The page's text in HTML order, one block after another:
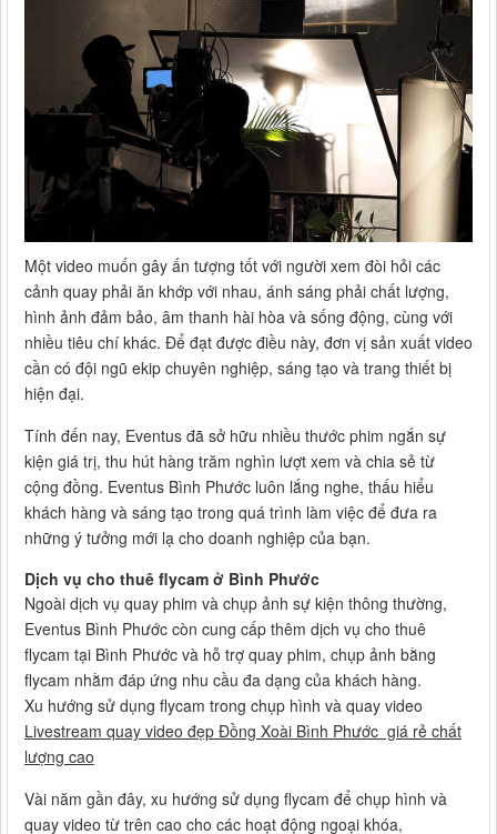
Một video muốn gây ấn tượng tốt với người xem đòi hỏi các
cảnh quay phải ăn khớp với nhau, ánh sáng phải chất lượng,
hình ảnh đảm bảo, âm thanh hài hòa và sống động, cùng với
nhiều tiêu chí khác. Để đạt được điều này, đơn vị sản xuất video
cần có đội ngũ ekip chuyên nghiệp, sáng tạo và trang thiết bị
hiện đại.
Tính đến nay, Eventus đã sở hữu nhiều thước phim ngắn sự
kiện giá trị, thu hút hàng trăm nghìn lượt xem và chia sẻ từ
cộng đồng. Eventus Bình Phước luôn lắng nghe, thấu hiểu
khách hàng và sáng tạo trong quá trình làm việc để đưa ra
những ý tưởng mới lạ cho doanh nghiệp của bạn.
Dịch vụ cho thuê flycam ở Bình Phước
Ngoài dịch vụ quay phim và chụp ảnh sự kiện thông thường,
Eventus Bình Phước còn cung cấp thêm dịch vụ cho thuê
flycam tại Bình Phước và hỗ trợ quay phim, chụp ảnh bằng
flycam nhằm đáp ứng nhu cầu đa dạng của khách hàng.
Xu hướng sử dụng flycam trong chụp hình và quay video
Livestream quay video đẹp Đồng Xoài Bình Phước giá rẻ chất
lượng cao
Vài năm gần đây, xu hướng sử dụng flycam để chụp hình và
quay video từ trên cao cho các hoạt động ngoại khóa,